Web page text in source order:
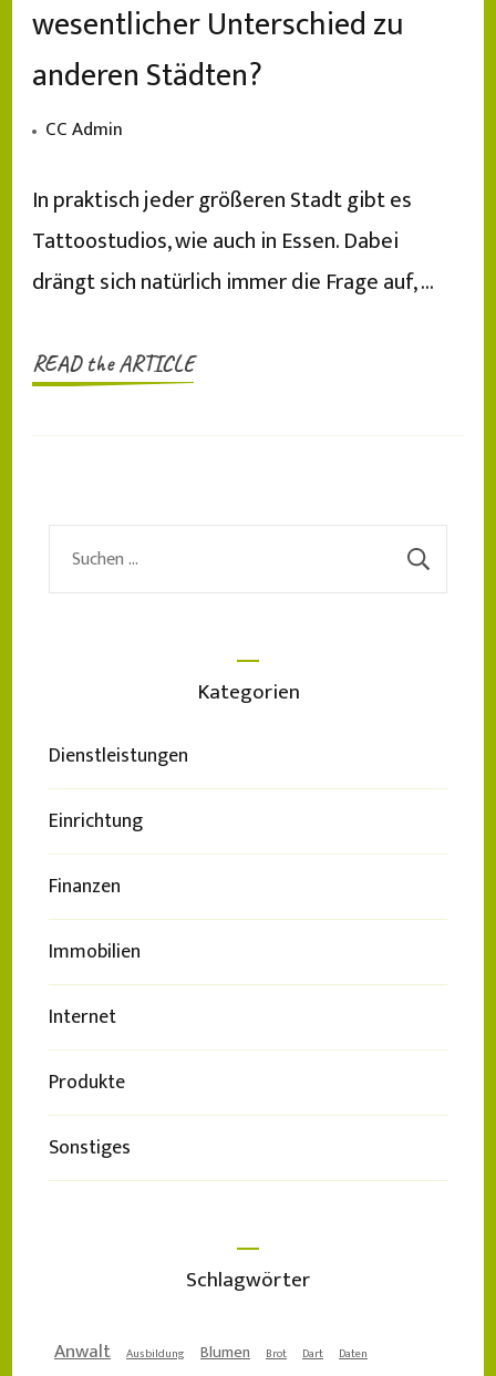
wesentlicher Unterschied zu
anderen Städten?
CC Admin
In praktisch jeder größeren Stadt gibt es
Tattoostudios, wie auch in Essen. Dabei
drängt sich natürlich immer die Frage auf, …
READ the ARTICLE
Suchen
Kategorien
Dienstleistungen
Einrichtung
Finanzen
Immobilien
Internet
Produkte
Sonstiges
Schlagwörter
Anwalt Ausbildung Blumen Brot Dart Daten